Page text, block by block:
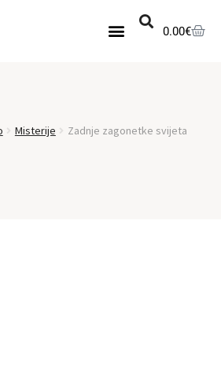
0.00€
Misterije Zadnje zagonetke svijeta